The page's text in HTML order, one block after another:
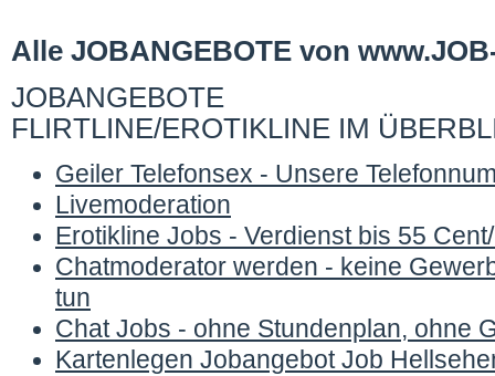
Alle JOBANGEBOTE von
JOBANGEBOTE
FLIRTLINE/EROTIKLINE IM
Geiler Telefonsex - Unsere
Livemoderation
Erotikline Jobs - Verdienst bis 55
Chatmoderator werden - keine
tun
Chat Jobs - ohne Stundenplan, ohne
Kartenlegen Jobangebot Job